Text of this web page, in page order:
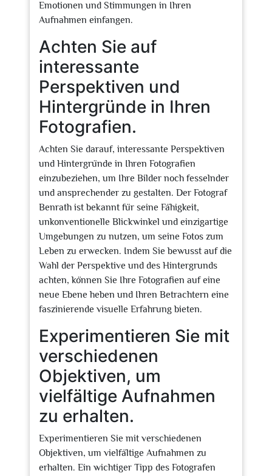
Emotionen und Stimmungen in Ihren
Aufnahmen einfangen.
Achten Sie auf
interessante
Perspektiven und
Hintergründe in Ihren
Fotografien.
Achten Sie darauf, interessante Perspektiven
und Hintergründe in Ihren Fotografien
einzubeziehen, um Ihre Bilder noch fesselnder
und ansprechender zu gestalten. Der Fotograf
Benrath ist bekannt für seine Fähigkeit,
unkonventionelle Blickwinkel und einzigartige
Umgebungen zu nutzen, um seine Fotos zum
Leben zu erwecken. Indem Sie bewusst auf die
Wahl der Perspektive und des Hintergrunds
achten, können Sie Ihre Fotografien auf eine
neue Ebene heben und Ihren Betrachtern eine
faszinierende visuelle Erfahrung bieten.
Experimentieren Sie mit
verschiedenen
Objektiven, um
vielfältige Aufnahmen
zu erhalten.
Experimentieren Sie mit verschiedenen
Objektiven, um vielfältige Aufnahmen zu
erhalten. Ein wichtiger Tipp des Fotografen